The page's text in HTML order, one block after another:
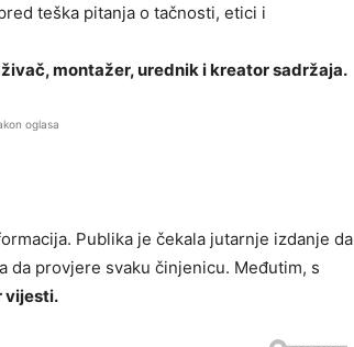
teška pitanja o tačnosti, etici i
montažer, urednik i kreator sadržaja.
oglasa
Publika je čekala jutarnje izdanje da
da provjere svaku činjenicu. Međutim, s
vijesti.